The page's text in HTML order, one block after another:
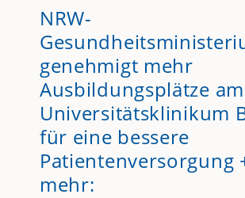
NRW-
genehmigt mehr
Ausbildungsplätze am
Universitätsklinikum
für eine bessere
Patientenversorgung
mehr: